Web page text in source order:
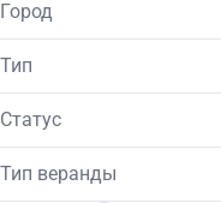
Город
Тип
Статус
Тип веранды